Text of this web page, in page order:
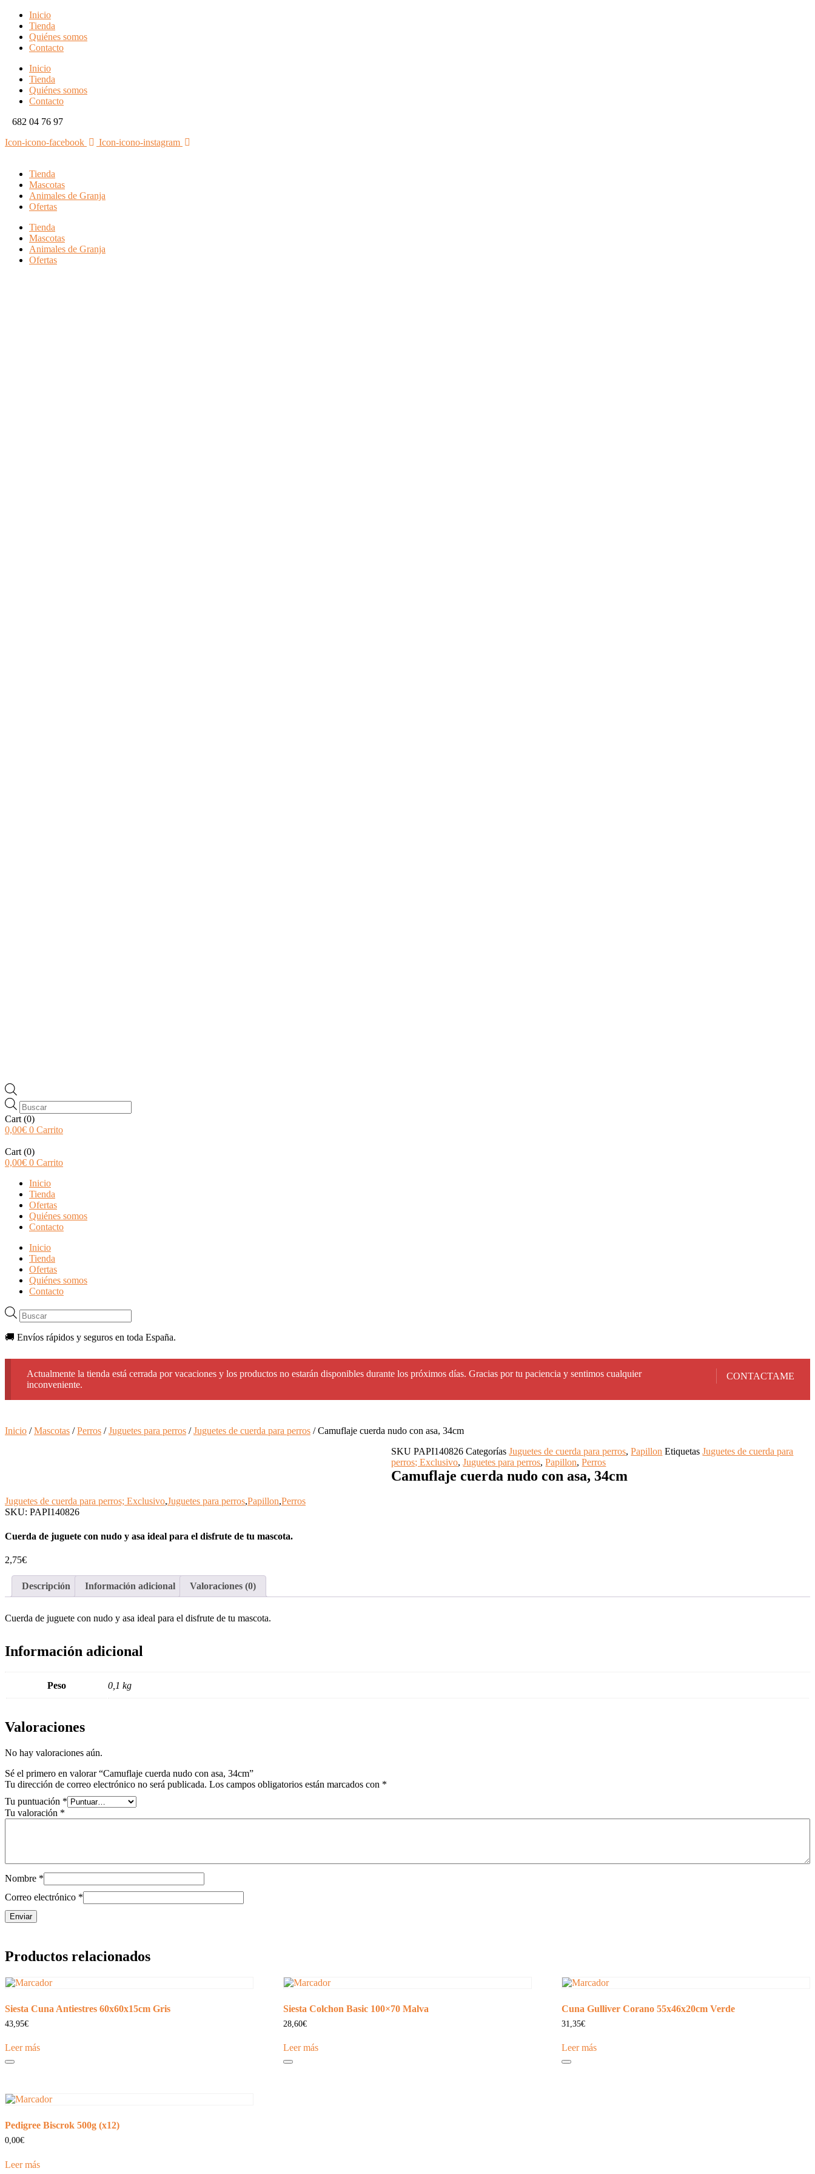
Inicio
Tienda
Quiénes somos
Contacto
Inicio
Tienda
Quiénes somos
Contacto
682 04 76 97
Icon-icono-facebook
Icon-icono-instagram
Tienda
Mascotas
Animales de Granja
Ofertas
Tienda
Mascotas
Animales de Granja
Ofertas
Búsqueda
de
productos
Cart (0)
0,00€ 0 Carrito
Cart (0)
0,00€ 0 Carrito
Inicio
Tienda
Ofertas
Quiénes somos
Contacto
Inicio
Tienda
Ofertas
Quiénes somos
Contacto
Búsqueda
de
productos
🚚 Envíos rápidos y seguros en toda España.
CONTACTAME
Actualmente la tienda está cerrada por vacaciones y los productos no estarán disponibles durante los próximos días. Gracias por tu paciencia y sentimos cualquier
inconveniente.
Inicio /Mascotas /Perros /Juguetes para perros /Juguetes de cuerda para perros / Camuflaje cuerda nudo con asa, 34cm
SKUPAPI140826Categorías Juguetes de cuerda para perros,Papillon Etiquetas Juguetes de cuerda para
perros; Exclusivo,Juguetes para perros,Papillon,Perros
Camuflaje cuerda nudo con asa, 34cm
Juguetes de cuerda para perros; Exclusivo,Juguetes para perros,Papillon,Perros
SKU: PAPI140826
Cuerda de juguete con nudo y asa ideal para el disfrute de tu mascota.
2,75€
Descripción Información adicional Valoraciones (0)
Cuerda de juguete con nudo y asa ideal para el disfrute de tu mascota.
Información adicional
Peso 0,1 kg
Valoraciones
No hay valoraciones aún.
Sé el primero en valorar “Camuflaje cuerda nudo con asa, 34cm”
Tu dirección de correo electrónico no será publicada. Los campos obligatorios están marcados con *
Tu puntuación *
Tu valoración *
Nombre *
Correo electrónico *
Productos relacionados
Siesta Cuna Antiestres 60x60x15cm Gris
43,95€
Leer más
Siesta Colchon Basic 100×70 Malva
28,60€
Leer más
Cuna Gulliver Corano 55x46x20cm Verde
31,35€
Leer más
Pedigree Biscrok 500g (x12)
0,00€
Leer más